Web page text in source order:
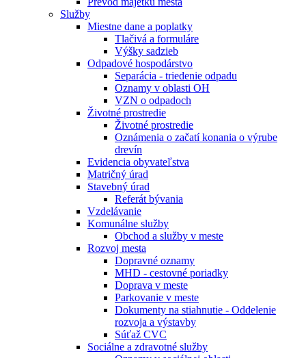
Služby
Miestne dane a poplatky
Tlačivá a formuláre
Výšky sadzieb
Odpadové hospodárstvo
Separácia - triedenie odpadu
Oznamy v oblasti OH
VZN o odpadoch
Životné prostredie
Životné prostredie
Oznámenia o začatí konania o výrube
drevín
Evidencia obyvateľstva
Matričný úrad
Stavebný úrad
Referát bývania
Vzdelávanie
Komunálne služby
Obchod a služby v meste
Rozvoj mesta
Dopravné oznamy
MHD - cestovné poriadky
Doprava v meste
Parkovanie v meste
Dokumenty na stiahnutie - Oddelenie
rozvoja a výstavby
Súťaž CVC
Sociálne a zdravotné služby